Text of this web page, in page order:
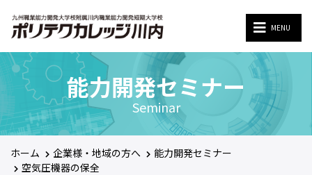
MENU
MENU
能力開発セミナー
Seminar
ホーム 企業様・地域の方へ
能力開発セミナー
空気圧機器の保全